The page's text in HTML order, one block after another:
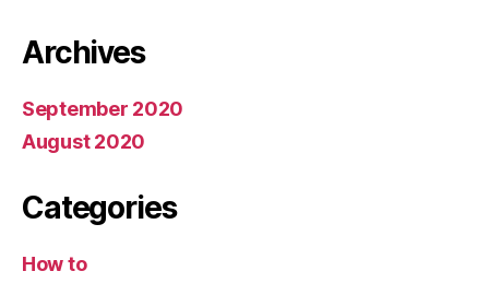
Archives
September 2020
August 2020
Categories
How to